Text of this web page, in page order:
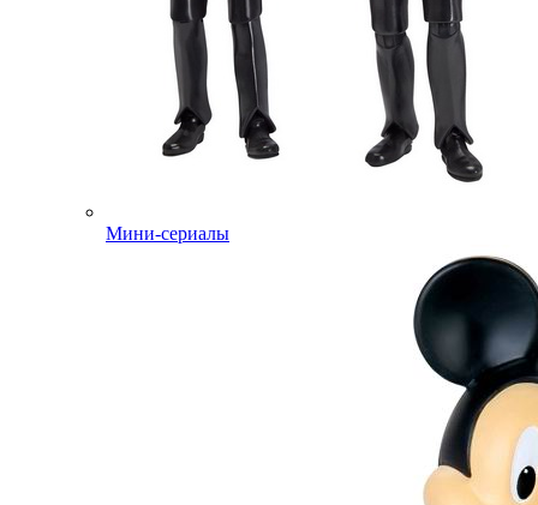
Мини-сериалы